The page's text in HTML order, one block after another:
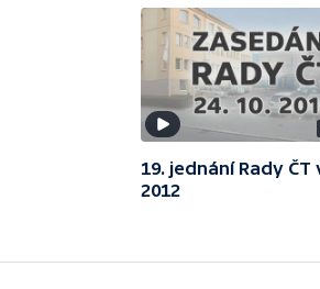
19. jednání Rady ČT
2012